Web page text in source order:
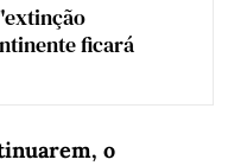
ficará
o